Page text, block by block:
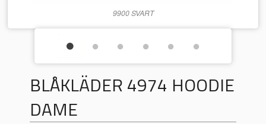
9900 SVART
BLÅKLÄDER 4974 HOODIE
DAME